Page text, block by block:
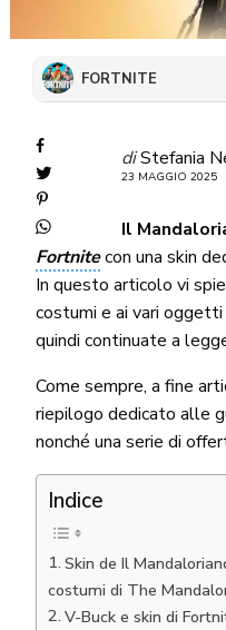
FORTNITE
diStefania
23 MAGGIO 2025
Il
Fortnitecon una skin
In questo articolo vi
costumi e ai vari oggetti
quindi continuate a
Come sempre, a fine
riepilogo dedicato alle
nonché una serie di
Indice
Skin de Il
costumi di The
V-Buck e skin di